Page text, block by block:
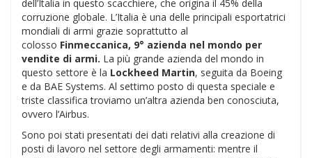
dell’Italia in questo scacchiere, che origina il 45% della
corruzione globale. L’Italia è una delle principali esportatrici
mondiali di armi grazie soprattutto al
colosso Finmeccanica, 9° azienda nel mondo per
vendite di armi. La più grande azienda del mondo in
questo settore è la Lockheed Martin, seguita da Boeing
e da BAE Systems. Al settimo posto di questa speciale e
triste classifica troviamo un’altra azienda ben conosciuta,
ovvero l’Airbus.
Sono poi stati presentati dei dati relativi alla creazione di
posti di lavoro nel settore degli armamenti: mentre il